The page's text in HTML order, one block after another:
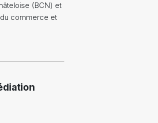
(BCN) et
commerce et